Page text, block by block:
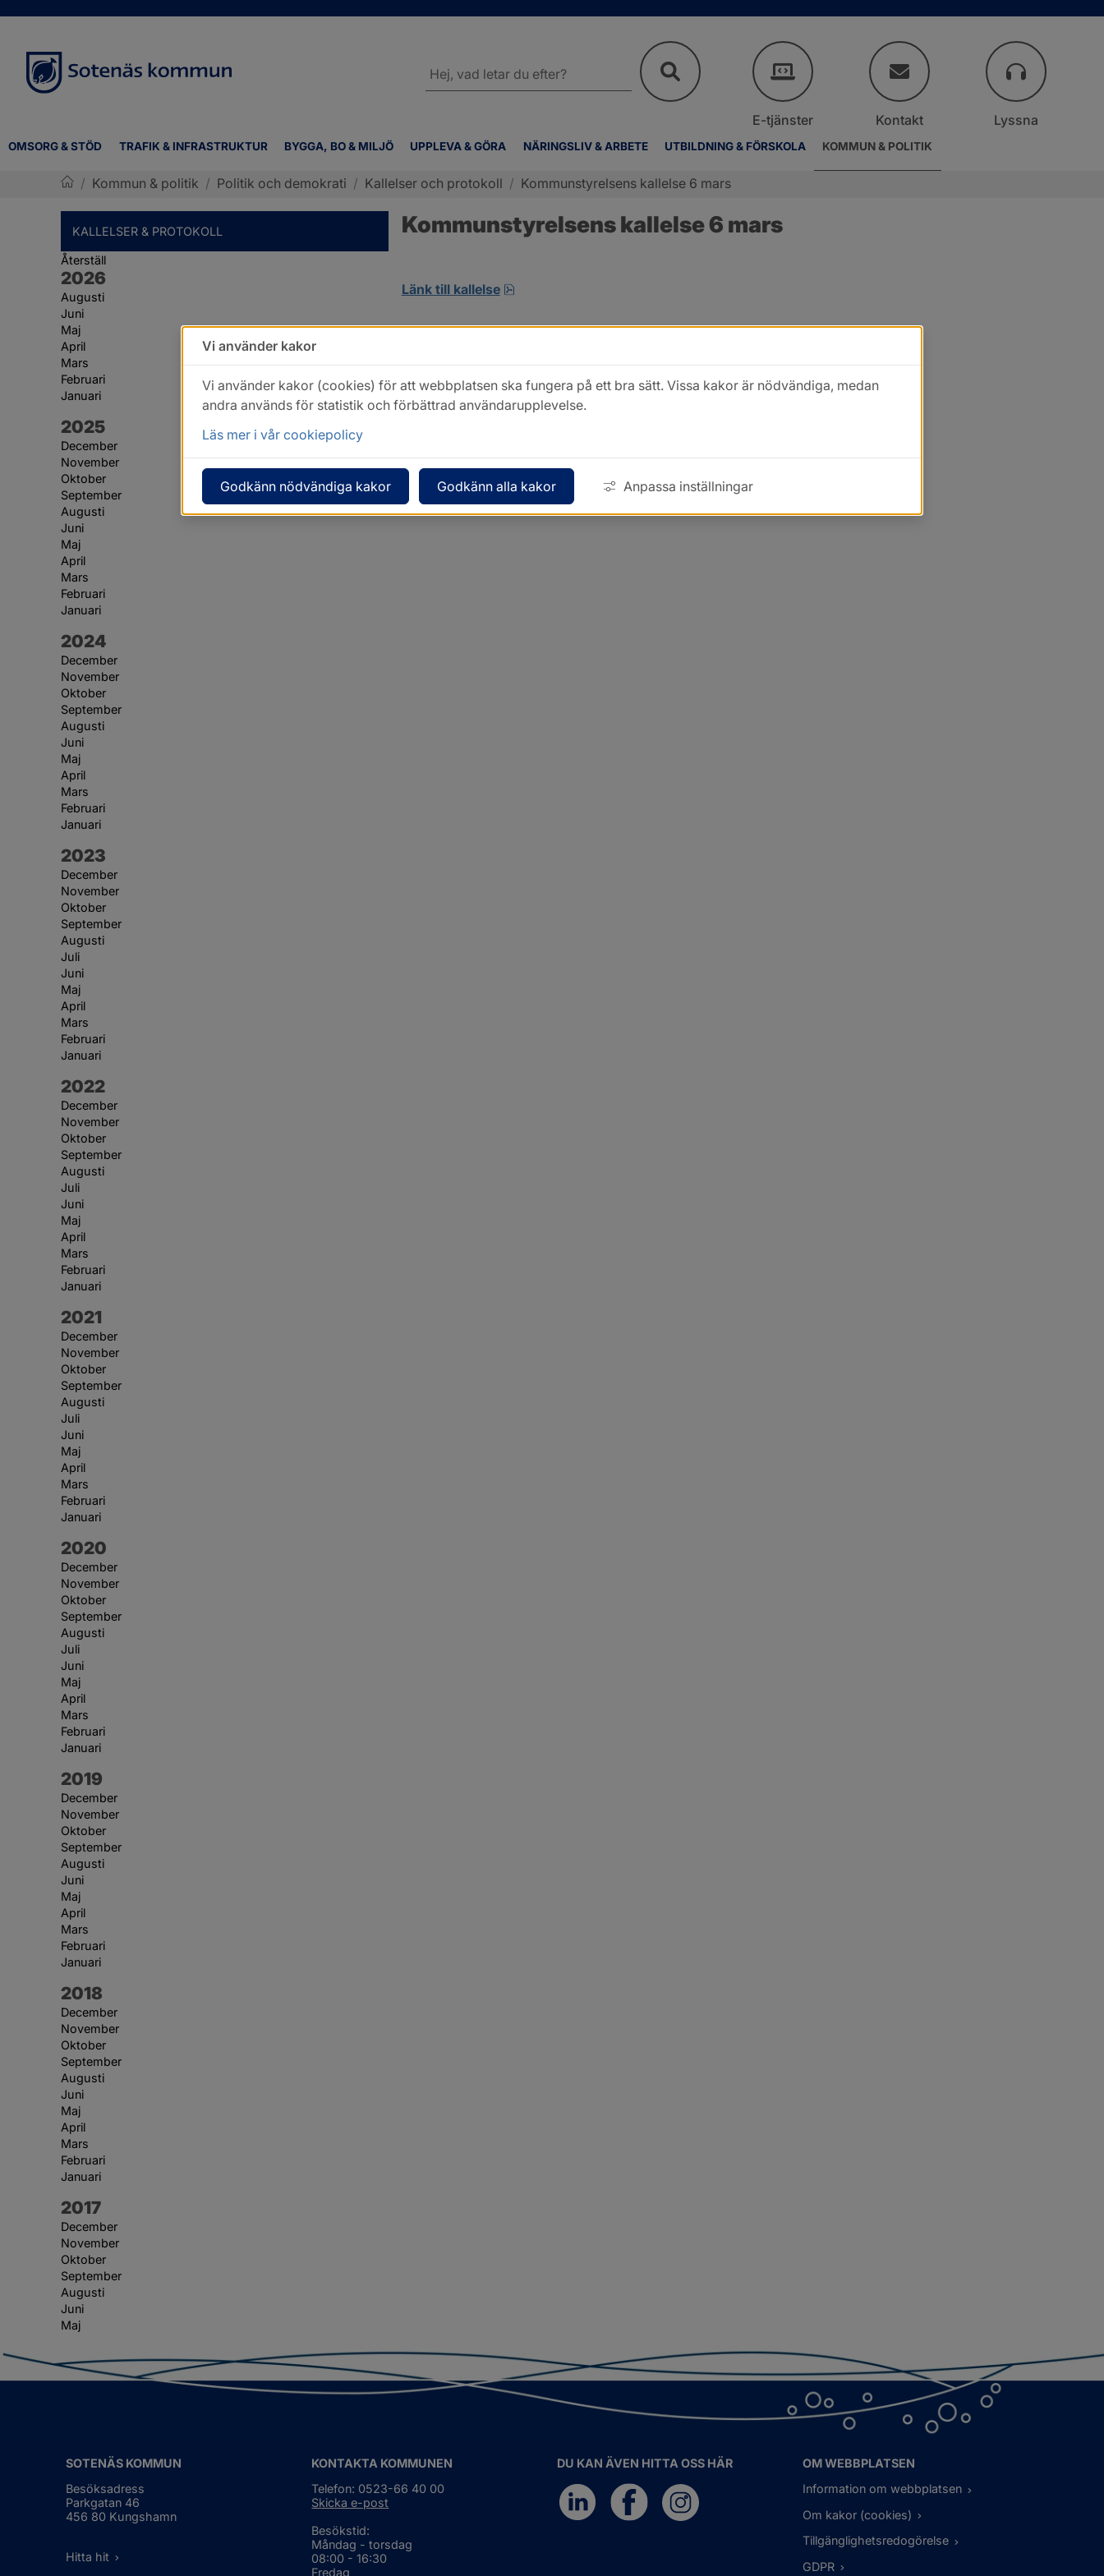
OMSORG & STÖD TRAFIK & INFRASTRUKTUR BYGGA, BO & MILJÖ UPPLEVA & GÖRA NÄRINGSLIV & ARBETE UTBILDNING & FÖRSKOLA KOMMUN & POLITIK
webbplatsen
E-tjänster Kontakt Lyssna
/ Kommun & politik / Politik och demokrati / Kallelser och protokoll / Kommunstyrelsens kallelse 6 mars
KALLELSER & PROTOKOLL
Återställ
År:
2026
Augusti
Juni
Maj
April
Mars
Februari
Januari
År:
2025
December
November
Oktober
September
Augusti
Juni
Maj
April
Mars
Februari
Januari
År:
2024
December
November
Oktober
September
Augusti
Juni
Maj
April
Mars
Februari
Januari
År:
2023
December
November
Oktober
September
Augusti
Juli
Juni
Maj
April
Mars
Februari
Januari
År:
2022
December
November
Oktober
September
Augusti
Juli
Juni
Maj
April
Mars
Februari
Januari
År:
2021
December
November
Oktober
September
Augusti
Juli
Juni
Maj
April
Mars
Februari
Januari
År:
2020
December
November
Oktober
September
Augusti
Juli
Juni
Maj
April
Mars
Februari
Januari
År:
2019
December
November
Oktober
September
Augusti
Juni
Maj
April
Mars
Februari
Januari
År:
2018
December
November
Oktober
September
Augusti
Juni
Maj
April
Mars
Februari
Januari
År:
2017
December
November
Oktober
September
Augusti
Juni
Maj
Kommunstyrelsens kallelse 6 mars
Länk till kallelse pdf, 10.5 MB, öppnas i nytt fönster.
SOTENÄS KOMMUN
Besöksadress
Parkgatan 46
456 80 Kungshamn
Hitta hit
KONTAKTA KOMMUNEN
Telefon: 0523-66 40 00
Skicka e-post
Besökstid:
Måndag - torsdag
08:00 - 16:30
Fredag
DU KAN ÄVEN HITTA OSS HÄR
OM WEBBPLATSEN
Information om webbplatsen
Om kakor (cookies)
Tillgänglighetsredogörelse
GDPR
Vi använder kakor
Vi använder kakor (cookies) för att webbplatsen ska fungera på ett bra sätt. Vissa kakor är nödvändiga, medan
andra används för statistik och förbättrad användarupplevelse.
Läs mer i vår cookiepolicy
Godkänn nödvändiga kakor Godkänn alla kakor Anpassa inställningar